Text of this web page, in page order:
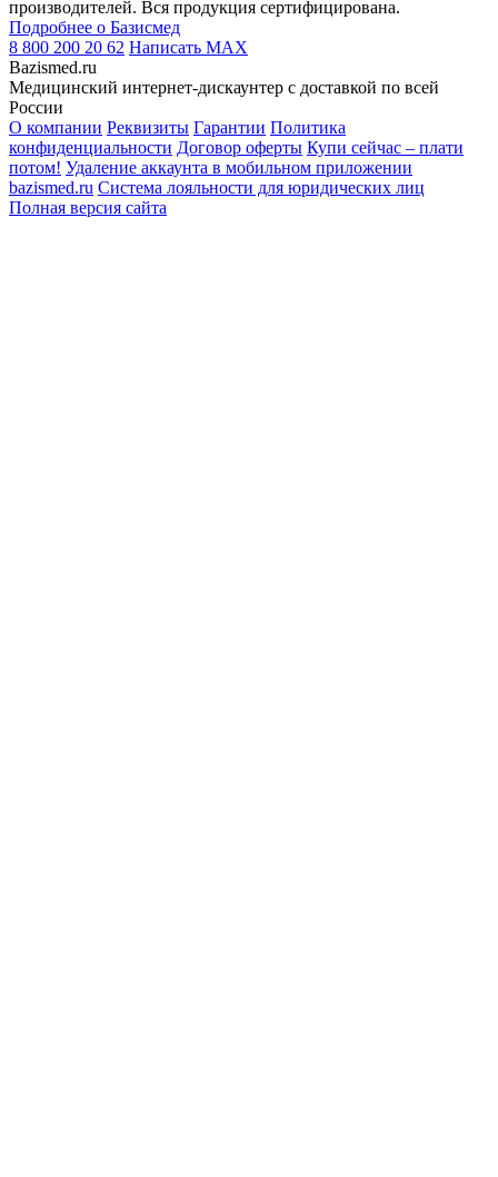
производителей. Вся продукция сертифицирована.
Подробнее о Базисмед
8 800 200 20 62 Написать MAX
Bazismed.ru
Медицинский интернет-дискаунтер с доставкой по всей
России
О компании Реквизиты Гарантии Политика
конфиденциальности Договор оферты Купи сейчас – плати
потом! Удаление аккаунта в мобильном приложении
bazismed.ru Система лояльности для юридических лиц
Полная версия сайта